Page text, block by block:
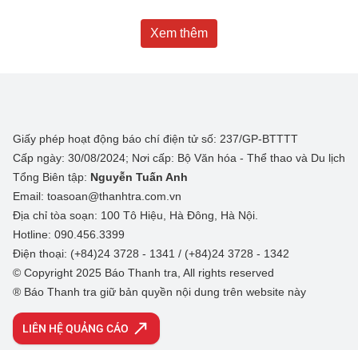
Xem thêm
Giấy phép hoạt động báo chí điện tử số: 237/GP-BTTTT
Cấp ngày: 30/08/2024; Nơi cấp: Bộ Văn hóa - Thể thao và Du lịch
Tổng Biên tập: Nguyễn Tuấn Anh
Email: toasoan@thanhtra.com.vn
Địa chỉ tòa soạn: 100 Tô Hiệu, Hà Đông, Hà Nội.
Hotline: 090.456.3399
Điện thoại: (+84)24 3728 - 1341 / (+84)24 3728 - 1342
© Copyright 2025 Báo Thanh tra, All rights reserved
® Báo Thanh tra giữ bản quyền nội dung trên website này
LIÊN HỆ QUẢNG CÁO